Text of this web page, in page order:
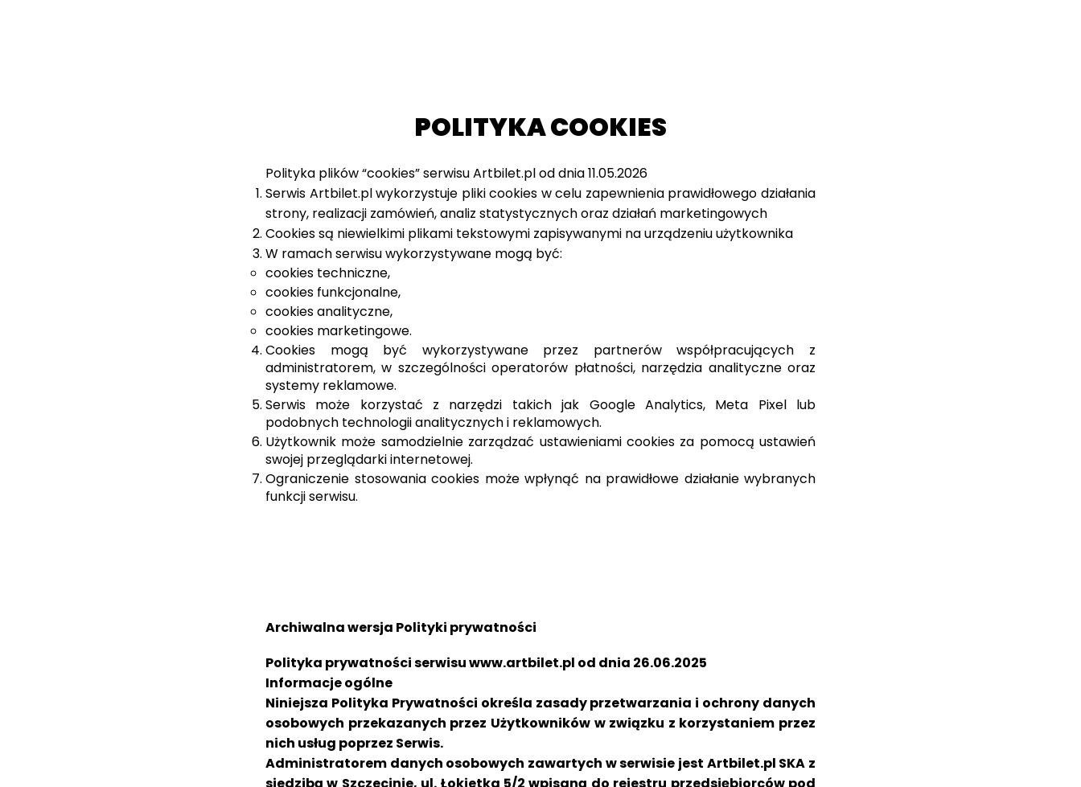
POLITYKA COOKIES
Polityka plików “cookies” serwisu Artbilet.pl od dnia 11.05.2026
Serwis Artbilet.pl wykorzystuje pliki cookies w celu zapewnienia prawidłowego działania
strony, realizacji zamówień, analiz statystycznych oraz działań marketingowych
Cookies są niewielkimi plikami tekstowymi zapisywanymi na urządzeniu użytkownika
W ramach serwisu wykorzystywane mogą być:
cookies techniczne,
cookies funkcjonalne,
cookies analityczne,
cookies marketingowe.
Cookies mogą być wykorzystywane przez partnerów współpracujących z
administratorem, w szczególności operatorów płatności, narzędzia analityczne oraz
systemy reklamowe.
Serwis może korzystać z narzędzi takich jak Google Analytics, Meta Pixel lub
podobnych technologii analitycznych i reklamowych.
Użytkownik może samodzielnie zarządzać ustawieniami cookies za pomocą ustawień
swojej przeglądarki internetowej.
Ograniczenie stosowania cookies może wpłynąć na prawidłowe działanie wybranych
funkcji serwisu.
Archiwalna wersja Polityki prywatności
Polityka prywatności serwisu www.artbilet.pl od dnia 26.06.2025
Informacje ogólne
Niniejsza Polityka Prywatności określa zasady przetwarzania i ochrony danych
osobowych przekazanych przez Użytkowników w związku z korzystaniem przez
nich usług poprzez Serwis.
Administratorem danych osobowych zawartych w serwisie jest Artbilet.pl SKA z